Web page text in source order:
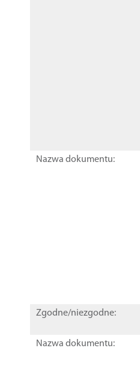
Nazwa dokumentu:
Zgodne/niezgodne:
Nazwa dokumentu: